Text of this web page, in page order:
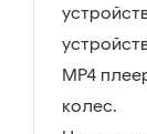
MP4
колес.